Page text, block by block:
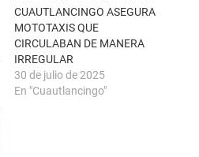
CUAUTLANCINGO ASEGURA
MOTOTAXIS QUE
CIRCULABAN DE MANERA
IRREGULAR
30 de julio de 2025
En "Cuautlancingo"